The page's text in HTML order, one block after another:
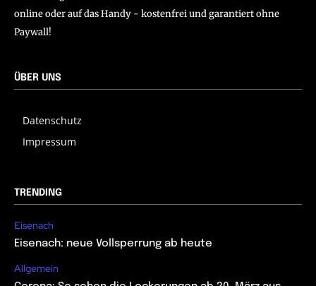
online oder auf das Handy - kostenfrei und garantiert ohne
Paywall!
ÜBER UNS
Datenschutz
Impressum
TRENDING
Eisenach
Eisenach: neue Vollsperrung ab heute
Allgemein